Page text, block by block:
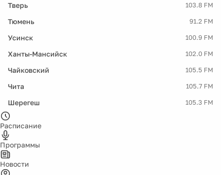
Тверь 103.8 FM
Тюмень 91.2 FM
Усинск 100.9 FM
Ханты-Мансийск 102.0 FM
Чайковский 105.5 FM
Чита 105.7 FM
Шерегеш 105.3 FM
Расписание
Программы
Новости